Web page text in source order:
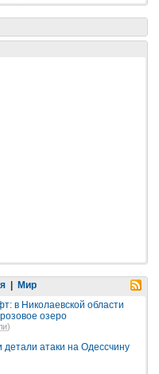
| Мир
в Николаевской области
озеро
)
атаки на Одессчину